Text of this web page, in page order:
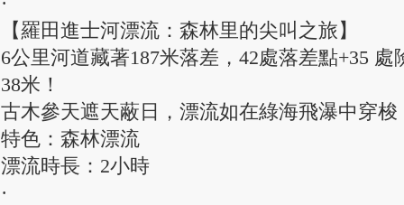
【羅田進士河漂流：森林里的尖叫之旅】
6公里河道藏著187米落差，42處落差點+35
38米！
古木參天遮天蔽日，漂流如在綠海飛瀑中穿
特色：森林漂流
漂流時長：2小時
·